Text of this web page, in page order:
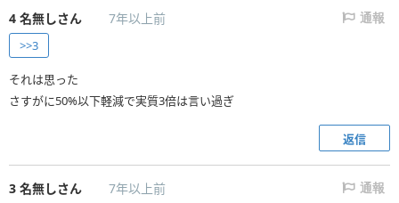
4 名無しさん 7年以上前 通報
>>3
それは思った
さすがに50%以下軽減で実質3倍は言い過ぎ
返信
3 名無しさん 7年以上前 通報